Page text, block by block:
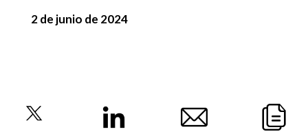
2 de junio de 2024